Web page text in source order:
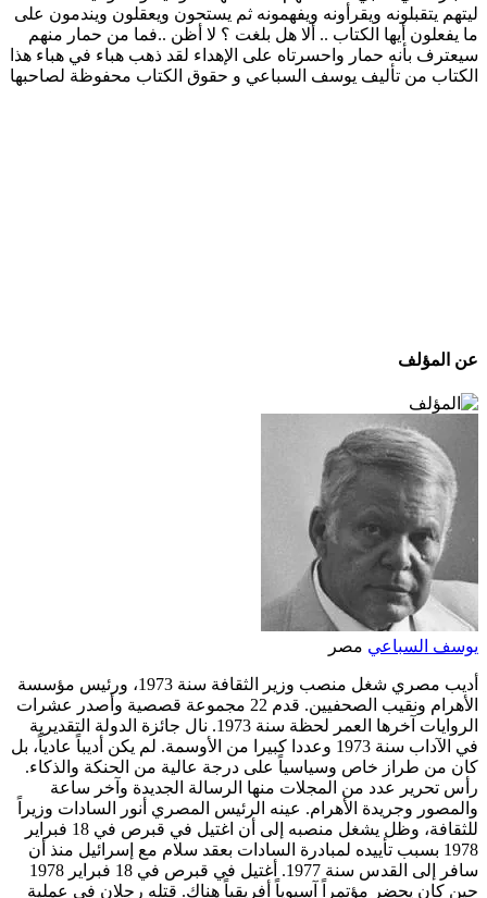
ليتهم يتقبلونه ويقرأونه ويفهمونه ثم يستحون ويعقلون ويندمون على
ما يفعلون أيها الكتاب .. ألا هل بلغت ؟ لا أظن ..فما من حمار منهم
سيعترف بأنه حمار واحسرتاه على الإهداء لقد ذهب هباء في هباء هذا
الكتاب من تأليف يوسف السباعي و حقوق الكتاب محفوظة لصاحبها
عن المؤلف
يوسف السباعي مصر
أديب مصري شغل منصب وزير الثقافة سنة 1973، ورئيس مؤسسة
الأهرام ونقيب الصحفيين. قدم 22 مجموعة قصصية وأصدر عشرات
الروايات آخرها العمر لحظة سنة 1973. نال جائزة الدولة التقديرية
في الآداب سنة 1973 وعددا كبيرا من الأوسمة. لم يكن أديباً عادياً، بل
كان من طراز خاص وسياسياً على درجة عالية من الحنكة والذكاء.
رأس تحرير عدد من المجلات منها الرسالة الجديدة وآخر ساعة
والمصور وجريدة الأهرام. عينه الرئيس المصري أنور السادات وزيراً
للثقافة، وظل يشغل منصبه إلى أن اغتيل في قبرص في 18 فبراير
1978 بسبب تأييده لمبادرة السادات بعقد سلام مع إسرائيل منذ أن
سافر إلى القدس سنة 1977. أغتيل في قبرص في 18 فبراير 1978
حين كان يحضر مؤتمراً آسيوياً أفريقياً هناك. قتله رجلان في عملية